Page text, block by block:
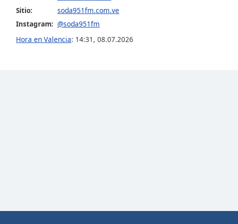
Track
in-
and
Sitio:
soda951fm.com.ve
Instagram: @soda951fm
Hora en Valencia: 14:31 , 08.07.2026